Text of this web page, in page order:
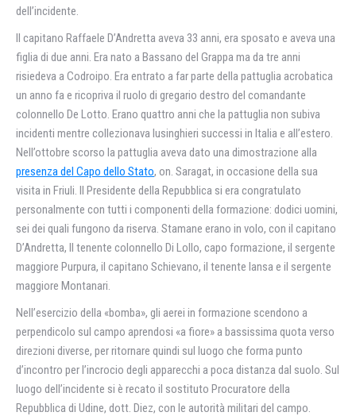
dell’incidente.
Il capitano Raffaele D’Andretta aveva 33 anni, era sposato e aveva una
figlia di due anni. Era nato a Bassano del Grappa ma da tre anni
risiedeva a Codroipo. Era entrato a far parte della pattuglia acrobatica
un anno fa e ricopriva il ruolo di gregario destro del comandante
colonnello De Lotto. Erano quattro anni che la pattuglia non subiva
incidenti mentre collezionava lusinghieri successi in Italia e all’estero.
Nell’ottobre scorso la pattuglia aveva dato una dimostrazione alla
presenza del Capo dello Stato, on. Saragat, in occasione della sua
visita in Friuli. Il Presidente della Repubblica si era congratulato
personalmente con tutti i componenti della formazione: dodici uomini,
sei dei quali fungono da riserva. Stamane erano in volo, con il capitano
D’Andretta, Il tenente colonnello Di Lollo, capo formazione, il sergente
maggiore Purpura, il capitano Schievano, il tenente lansa e il sergente
maggiore Montanari.
Nell’esercizio della «bomba», gli aerei in formazione scendono a
perpendicolo sul campo aprendosi «a fiore» a bassissima quota verso
direzioni diverse, per ritornare quindi sul luogo che forma punto
d’incontro per l’incrocio degli apparecchi a poca distanza dal suolo. Sul
luogo dell’incidente si è recato il sostituto Procuratore della
Repubblica di Udine, dott. Diez, con le autorità militari del campo.